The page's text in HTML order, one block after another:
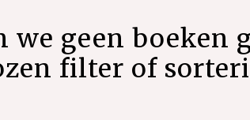
we geen boeken
filter of